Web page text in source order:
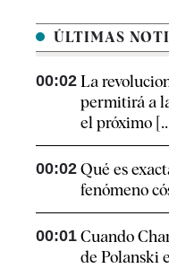
ÚLTIMAS
00:02 La
permitirá a
el próximo
00:02 Qué es
fenómeno
00:01 Cuando
de Polanski